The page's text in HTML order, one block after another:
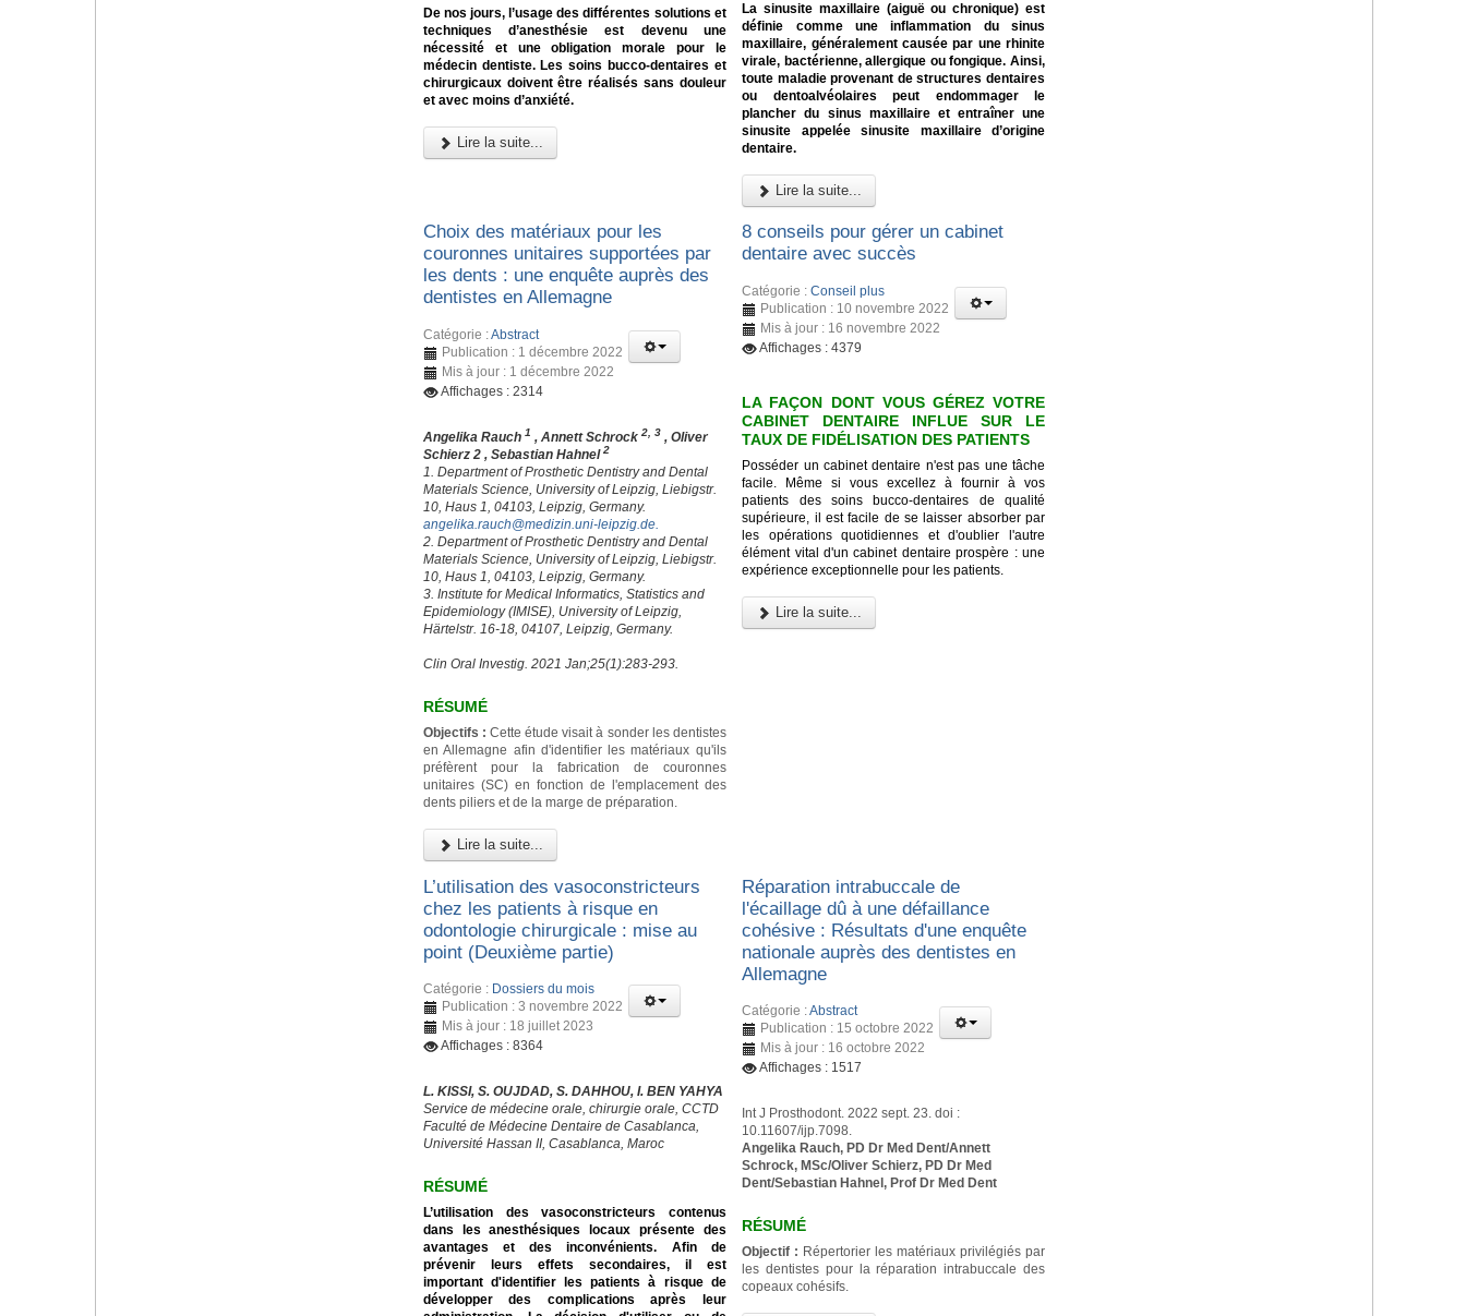
De nos jours, l’usage des différentes solutions et
techniques d’anesthésie est devenu une
nécessité et une obligation morale pour le
médecin dentiste. Les soins bucco-dentaires et
chirurgicaux doivent être réalisés sans douleur
et avec moins d’anxiété.
Lire la suite...
La sinusite maxillaire (aiguë ou chronique) est
définie comme une inflammation du sinus
maxillaire, généralement causée par une rhinite
virale, bactérienne, allergique ou fongique. Ainsi,
toute maladie provenant de structures dentaires
ou dentoalvéolaires peut endommager le
plancher du sinus maxillaire et entraîner une
sinusite appelée sinusite maxillaire d’origine
dentaire.
Lire la suite...
Choix des matériaux pour les
couronnes unitaires supportées par
les dents : une enquête auprès des
dentistes en Allemagne
Catégorie :Abstract
Publication : 1 décembre 2022
Mis à jour : 1 décembre 2022
Affichages : 2314
Angelika Rauch 1 , Annett Schrock 2, 3 , Oliver
Schierz 2 , Sebastian Hahnel2
1. Department of Prosthetic Dentistry and Dental
Materials Science, University of Leipzig, Liebigstr.
10, Haus 1, 04103, Leipzig, Germany.
angelika.rauch@medizin.uni-leipzig.de.
2. Department of Prosthetic Dentistry and Dental
Materials Science, University of Leipzig, Liebigstr.
10, Haus 1, 04103, Leipzig, Germany.
3. Institute for Medical Informatics, Statistics and
Epidemiology (IMISE), University of Leipzig,
Härtelstr. 16-18, 04107, Leipzig, Germany.
Clin Oral Investig. 2021 Jan;25(1):283-293.
RÉSUMÉ
Objectifs : Cette étude visait à sonder les dentistes
en Allemagne afin d'identifier les matériaux qu'ils
préfèrent pour la fabrication de couronnes
unitaires (SC) en fonction de l'emplacement des
dents piliers et de la marge de préparation.
Lire la suite...
8 conseils pour gérer un cabinet
dentaire avec succès
Catégorie :Conseil plus
Publication : 10 novembre 2022
Mis à jour : 16 novembre 2022
Affichages : 4379
LA FAÇON DONT VOUS GÉREZ VOTRE
CABINET DENTAIRE INFLUE SUR LE
TAUX DE FIDÉLISATION DES PATIENTS
Posséder un cabinet dentaire n'est pas une tâche
facile. Même si vous excellez à fournir à vos
patients des soins bucco-dentaires de qualité
supérieure, il est facile de se laisser absorber par
les opérations quotidiennes et d'oublier l'autre
élément vital d'un cabinet dentaire prospère : une
expérience exceptionnelle pour les patients.
Lire la suite...
L’utilisation des vasoconstricteurs
chez les patients à risque en
odontologie chirurgicale : mise au
point (Deuxième partie)
Catégorie : Dossiers du mois
Publication : 3 novembre 2022
Mis à jour : 18 juillet 2023
Affichages : 8364
L. KISSI, S. OUJDAD, S. DAHHOU, I. BEN YAHYA
Service de médecine orale, chirurgie orale, CCTD
Faculté de Médecine Dentaire de Casablanca,
Université Hassan II, Casablanca, Maroc
RÉSUMÉ
L’utilisation des vasoconstricteurs contenus
dans les anesthésiques locaux présente des
avantages et des inconvénients. Afin de
prévenir leurs effets secondaires, il est
important d'identifier les patients à risque de
développer des complications après leur
Réparation intrabuccale de
l'écaillage dû à une défaillance
cohésive : Résultats d'une enquête
nationale auprès des dentistes en
Allemagne
Catégorie :Abstract
Publication : 15 octobre 2022
Mis à jour : 16 octobre 2022
Affichages : 1517
Int J Prosthodont. 2022 sept. 23. doi :
10.11607/ijp.7098.
Angelika Rauch, PD Dr Med Dent/Annett
Schrock, MSc/Oliver Schierz, PD Dr Med
Dent/Sebastian Hahnel, Prof Dr Med Dent
RÉSUMÉ
Objectif : Répertorier les matériaux privilégiés par
les dentistes pour la réparation intrabuccale des
copeaux cohésifs.